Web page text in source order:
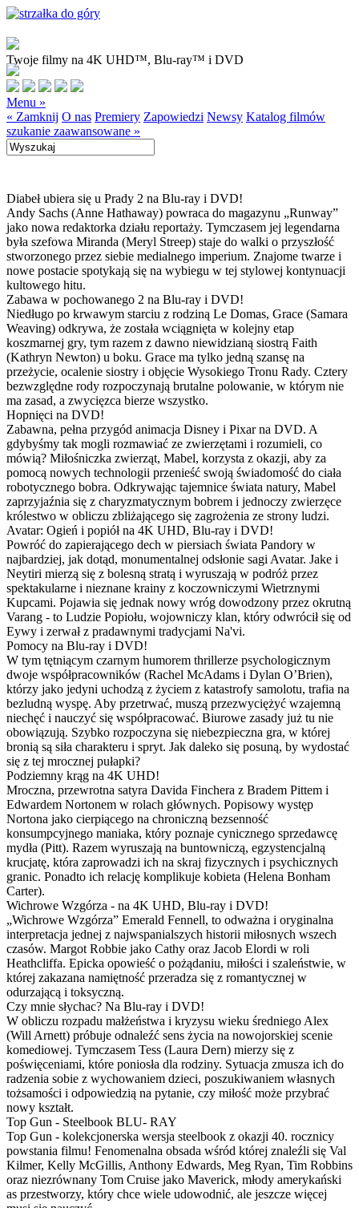
Twoje filmy na 4K UHD™, Blu-ray™ i DVD
Menu »
« Zamknij O nas Premiery Zapowiedzi Newsy Katalog filmów
szukanie zaawansowane »
Diabeł ubiera się u Prady 2 na Blu-ray i DVD!
Andy Sachs (Anne Hathaway) powraca do magazynu „Runway”
jako nowa redaktorka działu reportaży. Tymczasem jej legendarna
była szefowa Miranda (Meryl Streep) staje do walki o przyszłość
stworzonego przez siebie medialnego imperium. Znajome twarze i
nowe postacie spotykają się na wybiegu w tej stylowej kontynuacji
kultowego hitu.
Zabawa w pochowanego 2 na Blu-ray i DVD!
Niedługo po krwawym starciu z rodziną Le Domas, Grace (Samara
Weaving) odkrywa, że została wciągnięta w kolejny etap
koszmarnej gry, tym razem z dawno niewidzianą siostrą Faith
(Kathryn Newton) u boku. Grace ma tylko jedną szansę na
przeżycie, ocalenie siostry i objęcie Wysokiego Tronu Rady. Cztery
bezwzględne rody rozpoczynają brutalne polowanie, w którym nie
ma zasad, a zwycięzca bierze wszystko.
Hopnięci na DVD!
Zabawna, pełna przygód animacja Disney i Pixar na DVD. A
gdybyśmy tak mogli rozmawiać ze zwierzętami i rozumieli, co
mówią? Miłośniczka zwierząt, Mabel, korzysta z okazji, aby za
pomocą nowych technologii przenieść swoją świadomość do ciała
robotycznego bobra. Odkrywając tajemnice świata natury, Mabel
zaprzyjaźnia się z charyzmatycznym bobrem i jednoczy zwierzęce
królestwo w obliczu zbliżającego się zagrożenia ze strony ludzi.
Avatar: Ogień i popiół na 4K UHD, Blu-ray i DVD!
Powróć do zapierającego dech w piersiach świata Pandory w
najbardziej, jak dotąd, monumentalnej odsłonie sagi Avatar. Jake i
Neytiri mierzą się z bolesną stratą i wyruszają w podróż przez
spektakularne i nieznane krainy z koczowniczymi Wietrznymi
Kupcami. Pojawia się jednak nowy wróg dowodzony przez okrutną
Varang - to Ludzie Popiołu, wojowniczy klan, który odwrócił się od
Eywy i zerwał z pradawnymi tradycjami Na'vi.
Pomocy na Blu-ray i DVD!
W tym tętniącym czarnym humorem thrillerze psychologicznym
dwoje współpracowników (Rachel McAdams i Dylan O’Brien),
którzy jako jedyni uchodzą z życiem z katastrofy samolotu, trafia na
bezludną wyspę. Aby przetrwać, muszą przezwyciężyć wzajemną
niechęć i nauczyć się współpracować. Biurowe zasady już tu nie
obowiązują. Szybko rozpoczyna się niebezpieczna gra, w której
bronią są siła charakteru i spryt. Jak daleko się posuną, by wydostać
się z tej mrocznej pułapki?
Podziemny krąg na 4K UHD!
Mroczna, przewrotna satyra Davida Finchera z Bradem Pittem i
Edwardem Nortonem w rolach głównych. Popisowy występ
Nortona jako cierpiącego na chroniczną bezsenność
konsumpcyjnego maniaka, który poznaje cynicznego sprzedawcę
mydła (Pitt). Razem wyruszają na buntowniczą, egzystencjalną
krucjatę, która zaprowadzi ich na skraj fizycznych i psychicznych
granic. Ponadto ich relację komplikuje kobieta (Helena Bonham
Carter).
Wichrowe Wzgórza - na 4K UHD, Blu-ray i DVD!
„Wichrowe Wzgórza” Emerald Fennell, to odważna i oryginalna
interpretacja jednej z najwspanialszych historii miłosnych wszech
czasów. Margot Robbie jako Cathy oraz Jacob Elordi w roli
Heathcliffa. Epicka opowieść o pożądaniu, miłości i szaleństwie, w
której zakazana namiętność przeradza się z romantycznej w
odurzającą i toksyczną.
Czy mnie słychac? Na Blu-ray i DVD!
W obliczu rozpadu małżeństwa i kryzysu wieku średniego Alex
(Will Arnett) próbuje odnaleźć sens życia na nowojorskiej scenie
komediowej. Tymczasem Tess (Laura Dern) mierzy się z
poświęceniami, które poniosła dla rodziny. Sytuacja zmusza ich do
radzenia sobie z wychowaniem dzieci, poszukiwaniem własnych
tożsamości i odpowiedzią na pytanie, czy miłość może przybrać
nowy kształt.
Top Gun - Steelbook BLU- RAY
Top Gun - kolekcjonerska wersja steelbook z okazji 40. rocznicy
powstania filmu! Fenomenalna obsada wśród której znaleźli się Val
Kilmer, Kelly McGillis, Anthony Edwards, Meg Ryan, Tim Robbins
oraz niezrównany Tom Cruise jako Maverick, młody amerykański
as przestworzy, który chce wiele udowodnić, ale jeszcze więcej